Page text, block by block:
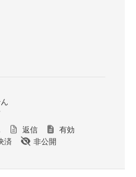
返信
有効
済
非公開